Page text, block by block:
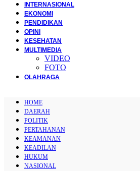
INTERNASIONAL
EKONOMI
PENDIDIKAN
OPINI
KESEHATAN
MULTIMEDIA
VIDEO
FOTO
OLAHRAGA
HOME
DAERAH
POLITIK
PERTAHANAN
KEAMANAN
KEADILAN
HUKUM
NASIONAL